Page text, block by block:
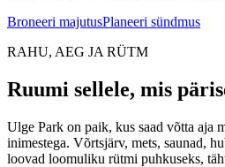
Broneeri majutusPlaneeri sündmus
RAHU, AEG JA RÜTM
Ruumi sellele, mis
Ulge Park on paik, kus saad võtta aja
inimestega. Võrtsjärv, mets, saunad,
loovad loomuliku rütmi puhkuseks,